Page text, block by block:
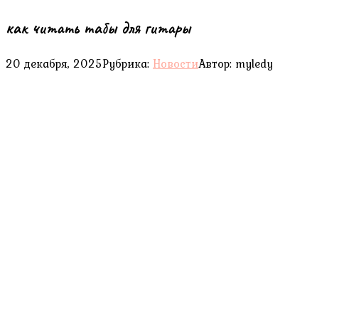
как читать табы для гитары
20 декабря, 2025Рубрика: НовостиАвтор: myledy